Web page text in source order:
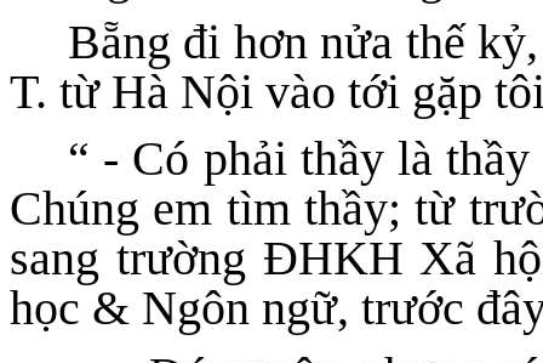
Bẵng đi hơn nửa thế
T. từ Hà Nội vào tới gặp
“ - Có phải thầy là
Chúng em tìm thầy; từ
sang trường ĐHKH Xã
học & Ngôn ngữ, trước